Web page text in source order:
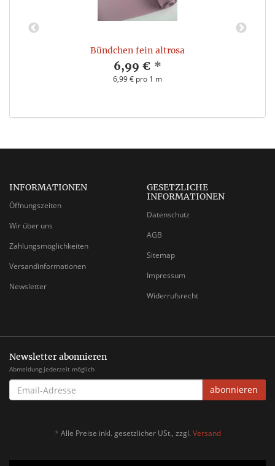
Bündchen fein altrosa
6,99 € *
6,99 € pro 1 m
INFORMATIONEN
Öffnungszeiten
Wir über uns
Zahlungsmöglichkeiten
Versandinformationen
Newsletter
GESETZLICHE
INFORMATIONEN
Datenschutz
AGB
Sitemap
Impressum
Widerrufsrecht
Newsletter abonnieren
Abmeldung jederzeit möglich
EMAIL-
ADRESSE
abonnieren
* Alle Preise inkl. gesetzlicher USt., zzgl. Versand